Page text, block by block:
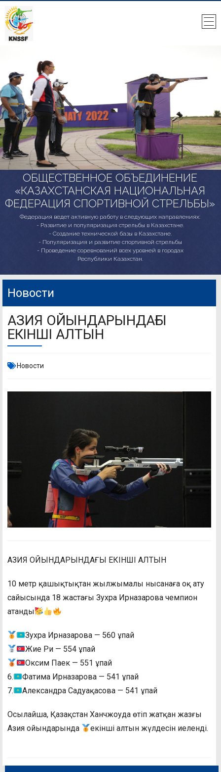
ОБЩЕСТВЕННОЕ ОБЪЕДИНЕНИЕ
«КАЗАХСТАНСКАЯ НАЦИОНАЛЬНАЯ
ФЕДЕРАЦИЯ СПОРТИВНОЙ СТРЕЛЬБЫ»
Федерация ведет активную работу в следующих направлениях:
- Развитие и популяризация стрельбы в Казахстане.
- Создание технической базы в Казахстане.
- Популяризация и развитие спортивной стрельбы
- Проведение соревнований всех уровней в городах
Республики Казахстан.
Новости
АЗИЯ ОЙЫНДАРЫНДАҒЫ
ЕКІНШІ АЛТЫН
Новости
АЗИЯ ОЙЫНДАРЫНДАҒЫ ЕКІНШІ АЛТЫН
10 метр қашықтықтан жылжымалы нысанаға оқ ату
сайысында 18 жастағы Зухра Ирназарова чемпион
атанды
Зухра Ирназарова — 560 ұпай
Жие Ри — 554 ұпай
Оксим Паек — 551 ұпай
6.
Фатима Ирназарова — 541 ұпай
7.
Александра Садуақасова — 541 ұпай
Осылайша, Қазақстан Ханчжоуда өтіп жатқан жазғы
Азия ойындарында
екінші алтын жүлдесін иеленді.